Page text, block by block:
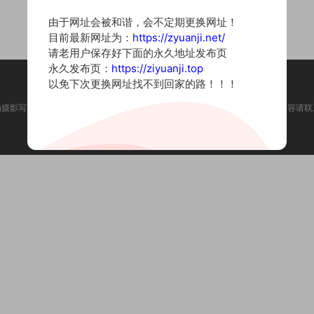
影写真图片网站，内容来自网络收集整理，仅作个人学习使用。如有违法内容请
由于网址会被和谐，会不定期更换网址！
目前最新网址为： https://zyuanji.net/
请老用户保存好下面的永久地址发布页
永久发布页： https://ziyuanji.top
以免下次更换网址找不到回家的路！！！